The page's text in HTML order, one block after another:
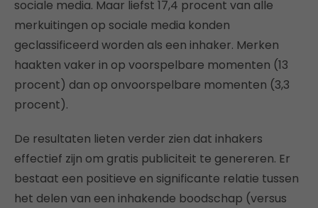
sociale media. Maar liefst 17,4 procent van alle
merkuitingen op sociale media konden
geclassificeerd worden als een inhaker. Merken
haakten vaker in op voorspelbare momenten (13
procent) dan op onvoorspelbare momenten (3,3
procent).
De resultaten lieten verder zien dat inhakers
effectief zijn om gratis publiciteit te genereren. Er
bestaat een positieve en significante relatie tussen
het delen van een inhakende boodschap (versus